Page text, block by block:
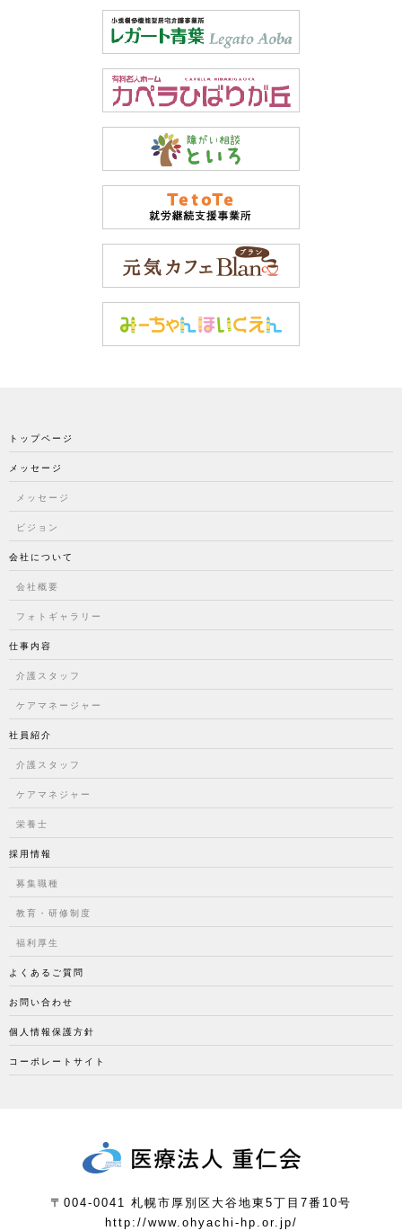
トップページ
メッセージ
メッセージ
ビジョン
会社について
会社概要
フォトギャラリー
仕事内容
介護スタッフ
ケアマネージャー
社員紹介
介護スタッフ
ケアマネジャー
栄養士
採用情報
募集職種
教育・研修制度
福利厚生
よくあるご質問
お問い合わせ
個人情報保護方針
コーポレートサイト
〒004-0041 札幌市厚別区大谷地東5丁目7番10号
http://www.ohyachi-hp.or.jp/